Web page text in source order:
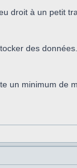
droit à un petit
des
un minimum de